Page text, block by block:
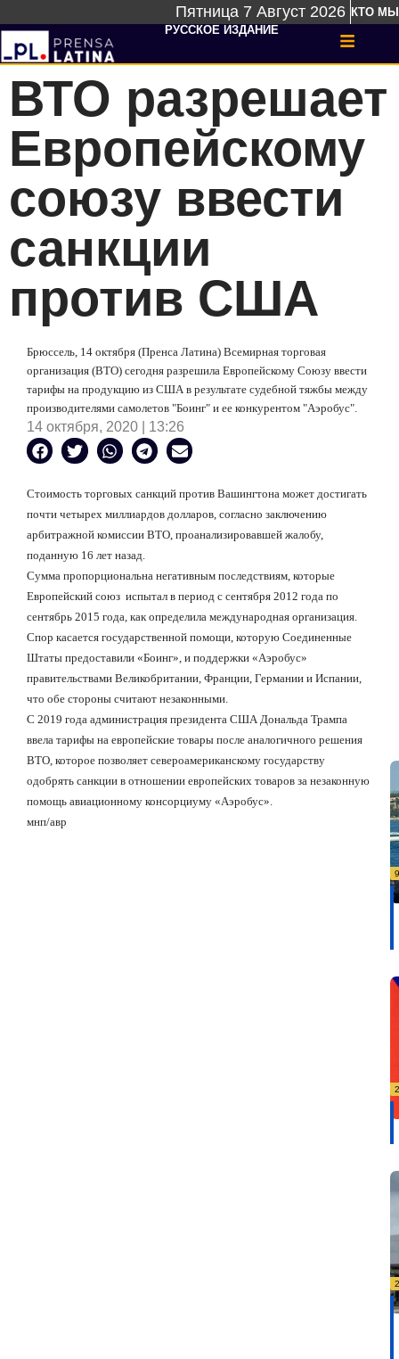
Пятница 7 Август 2026 КТО МЫ
РУССКОЕ ИЗДАНИЕ
ВТО разрешает
Европейскому
союзу ввести
санкции
против США
Брюссель, 14 октября (Пренса Латина) Всемирная торговая
организация (ВТО) сегодня разрешила Европейскому Союзу ввести
тарифы на продукцию из США в результате судебной тяжбы между
производителями самолетов "Боинг" и ее конкурентом "Аэробус".
14 октября, 2020 | 13:26
Стоимость торговых санкций против Вашингтона может достигать
почти четырех миллиардов долларов, согласно заключению
арбитражной комиссии ВТО, проанализировавшей жалобу,
поданную 16 лет назад.
Сумма пропорциональна негативным последствиям, которые
Европейский союз испытал в период с сентября 2012 года по
сентябрь 2015 года, как определила международная организация.
Спор касается государственной помощи, которую Соединенные
Штаты предоставили «Боинг», и поддержки «Аэробус»
правительствами Великобритании, Франции, Германии и Испании,
что обе стороны считают незаконными.
С 2019 года администрация президента США Дональда Трампа
ввела тарифы на европейские товары после аналогичного решения
ВТО, которое позволяет североамериканскому государству
одобрять санкции в отношении европейских товаров за незаконную
помощь авиационному консорциуму «Аэробус».
мнп/авр